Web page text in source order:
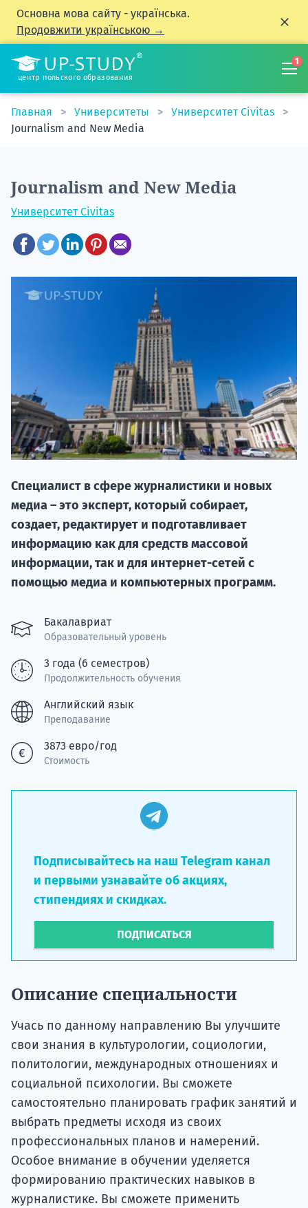
Основна мова сайту - українська.
Продовжити українською →
центр польского образования
1
Главная Университеты
Университет Civitas
Journalism and New Media
Journalism and New Media
Университет Civitas
Специалист в сфере журналистики и новых
медиа – это эксперт, который собирает,
создает, редактирует и подготавливает
информацию как для средств массовой
информации, так и для интернет-сетей с
помощью медиа и компьютерных программ.
Бакалавриат
Образовательный уровень
3 года (6 семестров)
Продолжительность обучения
Английский язык
Преподавание
3873 евро/год
Стоимость
Подписывайтесь на наш Telegram канал
и первыми узнавайте об акциях,
стипендиях и скидках.
ПОДПИСАТЬСЯ
Описание специальности
Учась по данному направлению Вы улучшите
свои знания в культурологии, социологии,
политологии, международных отношениях и
социальной психологии. Вы сможете
самостоятельно планировать график занятий и
выбрать предметы исходя из своих
профессиональных планов и намерений.
Особое внимание в обучении уделяется
формированию практических навыков в
журналистике. Вы сможете применить